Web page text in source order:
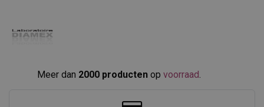
Meer dan 2000 producten op voorraad